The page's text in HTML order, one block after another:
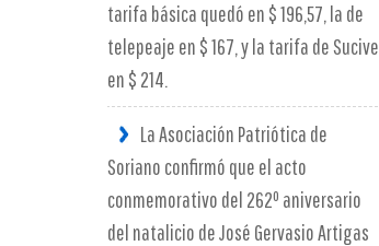
tarifa básica quedó en $ 196,57, la de
telepeaje en $ 167, y la tarifa de Sucive
en $ 214.
La Asociación Patriótica de
Soriano confirmó que el acto
conmemorativo del 262º aniversario
del natalicio de José Gervasio Artigas